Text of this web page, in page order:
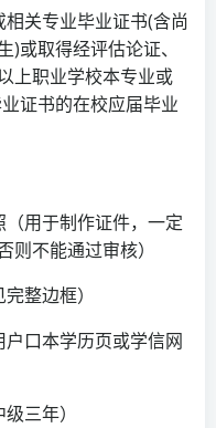
关专业毕业证书(含尚
或取得经评估论证、
上职业学校本专业或
证书的在校应届毕业
用于制作证件，一定
不能通过审核）
整边框）
口本学历页或学信网
三年）